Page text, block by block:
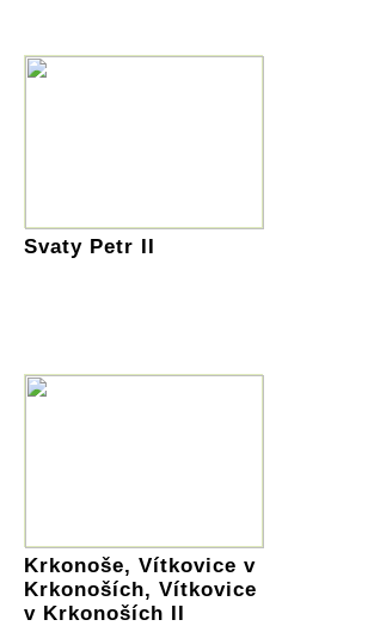
Svaty Petr II
Krkonoše, Vítkovice v
Krkonoších, Vítkovice
v Krkonoších II